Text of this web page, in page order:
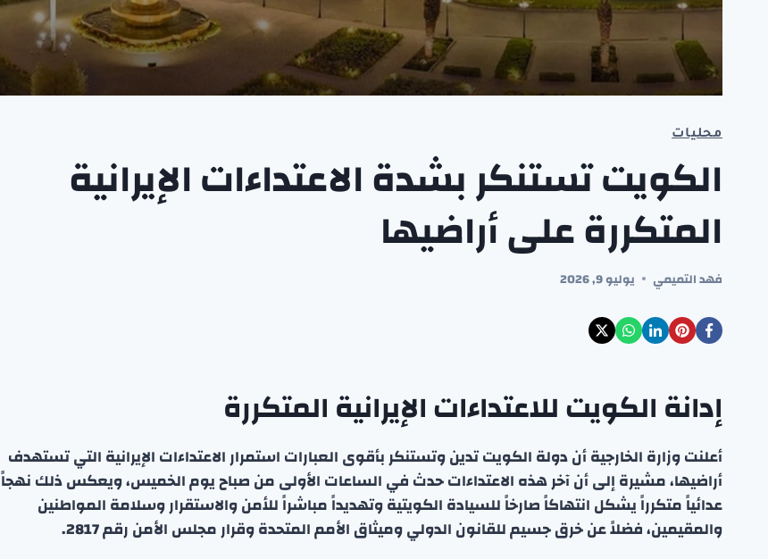
محليات
الكويت تستنكر بشدة الاعتداءات الإيرانية
المتكررة على أراضيها
فهد التميمي يوليو 9, 2026
إدانة الكويت للاعتداءات الإيرانية المتكررة
أعلنت وزارة الخارجية أن دولة الكويت تدين وتستنكر بأقوى العبارات استمرار الاعتداءات الإيرانية التي تستهدف
أراضيها، مشيرة إلى أن آخر هذه الاعتداءات حدث في الساعات الأولى من صباح يوم الخميس، ويعكس ذلك نهجاً
عدائياً متكرراً يشكل انتهاكاً صارخاً للسيادة الكويتية وتهديداً مباشراً للأمن والاستقرار وسلامة المواطنين
والمقيمين، فضلاً عن خرق جسيم للقانون الدولي وميثاق الأمم المتحدة وقرار مجلس الأمن رقم 2817.